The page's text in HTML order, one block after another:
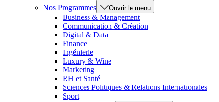
Nos Programmes
Ouvrir le menu
Business & Management
Communication & Création
Digital & Data
Finance
Ingénierie
Luxury & Wine
Marketing
RH et Santé
Sciences Politiques & Relations Internationales
Sport